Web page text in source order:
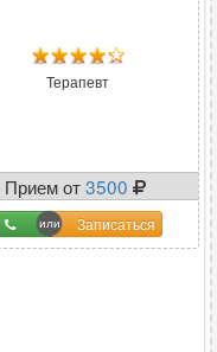
Терапевт
Прием от3500
Записаться